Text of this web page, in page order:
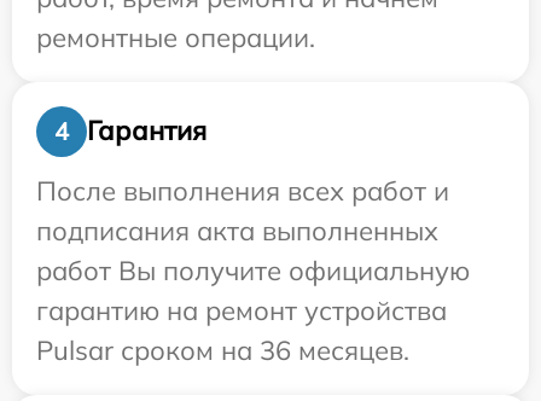
ремонтные операции.
4
Гарантия
После выполнения всех работ и
подписания акта выполненных
работ Вы получите официальную
гарантию на ремонт устройства
Pulsar сроком на 36 месяцев.